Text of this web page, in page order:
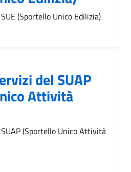
(Sportello Unico Edilizia)
del SUAP
Attività
(Sportello Unico Attività